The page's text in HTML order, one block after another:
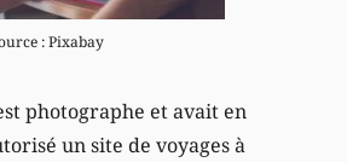
: Pixabay
photographe et avait en
un site de voyages à